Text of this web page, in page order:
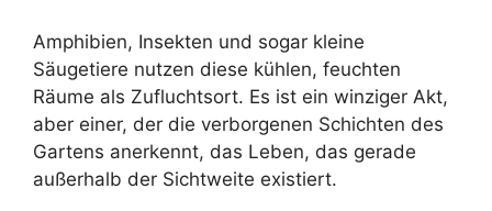
Amphibien, Insekten und sogar kleine
Säugetiere nutzen diese kühlen, feuchten
Räume als Zufluchtsort. Es ist ein winziger Akt,
aber einer, der die verborgenen Schichten des
Gartens anerkennt, das Leben, das gerade
außerhalb der Sichtweite existiert.